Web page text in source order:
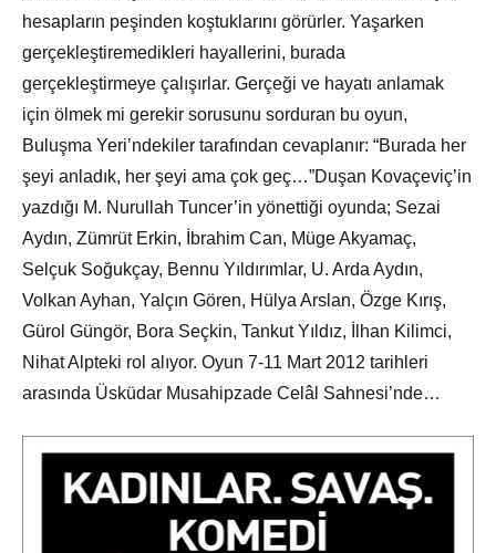
hesapların peşinden koştuklarını görürler. Yaşarken
gerçekleştiremedikleri hayallerini, burada
gerçekleştirmeye çalışırlar. Gerçeği ve hayatı anlamak
için ölmek mi gerekir sorusunu sorduran bu oyun,
Buluşma Yeri’ndekiler tarafından cevaplanır: “Burada her
şeyi anladık, her şeyi ama çok geç…”Duşan Kovaçeviç’in
yazdığı M. Nurullah Tuncer’in yönettiği oyunda; Sezai
Aydın, Zümrüt Erkin, İbrahim Can, Müge Akyamaç,
Selçuk Soğukçay, Bennu Yıldırımlar, U. Arda Aydın,
Volkan Ayhan, Yalçın Gören, Hülya Arslan, Özge Kırış,
Gürol Güngör, Bora Seçkin, Tankut Yıldız, İlhan Kilimci,
Nihat Alpteki rol alıyor. Oyun 7-11 Mart 2012 tarihleri
arasında Üsküdar Musahipzade Celâl Sahnesi’nde…